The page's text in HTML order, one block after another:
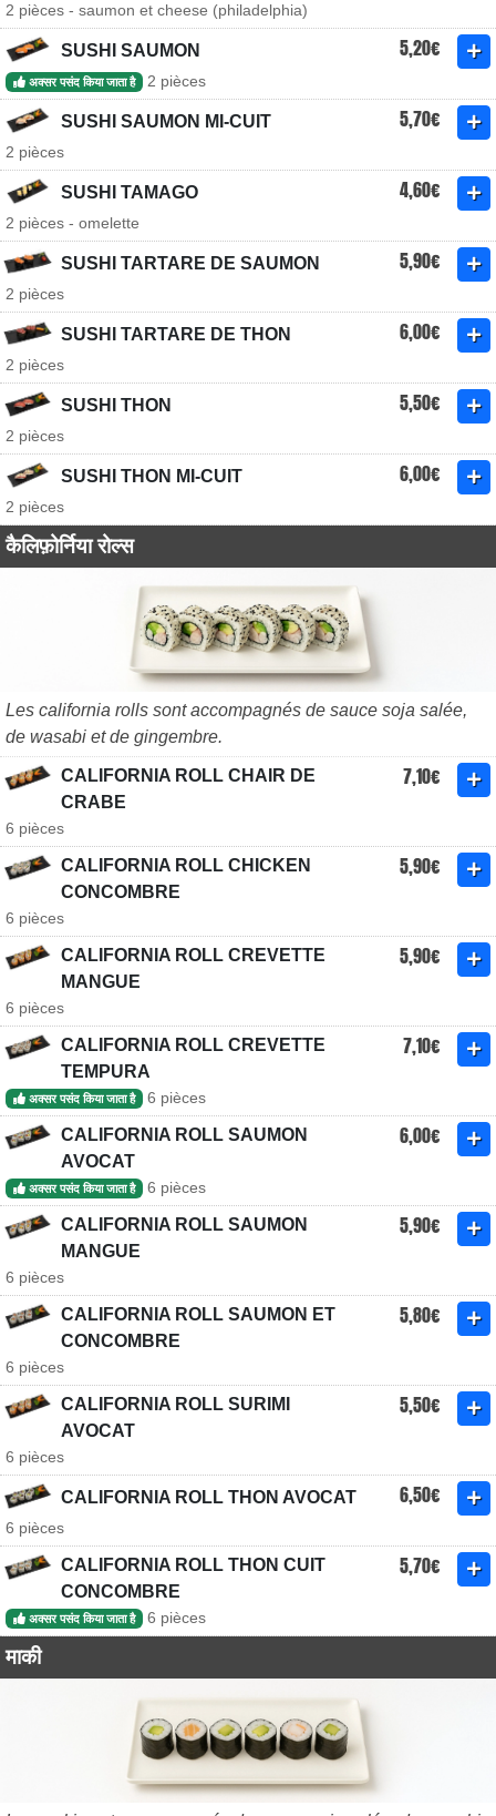
2 pièces - saumon et cheese (philadelphia)
SUSHI SAUMON 5,20€
अक्सर पसंद किया जाता है 2 pièces
SUSHI SAUMON MI-CUIT 5,70€
2 pièces
SUSHI TAMAGO 4,60€
2 pièces - omelette
SUSHI TARTARE DE SAUMON 5,90€
2 pièces
SUSHI TARTARE DE THON 6,00€
2 pièces
SUSHI THON 5,50€
2 pièces
SUSHI THON MI-CUIT 6,00€
2 pièces
कैलिफ़ोर्निया रोल्स
Les california rolls sont accompagnés de sauce soja salée,
de wasabi et de gingembre.
CALIFORNIA ROLL CHAIR DE
CRABE
7,10€
6 pièces
CALIFORNIA ROLL CHICKEN
CONCOMBRE
5,90€
6 pièces
CALIFORNIA ROLL CREVETTE
MANGUE
5,90€
6 pièces
CALIFORNIA ROLL CREVETTE
TEMPURA
7,10€
अक्सर पसंद किया जाता है 6 pièces
CALIFORNIA ROLL SAUMON
AVOCAT
6,00€
अक्सर पसंद किया जाता है 6 pièces
CALIFORNIA ROLL SAUMON
MANGUE
5,90€
6 pièces
CALIFORNIA ROLL SAUMON ET
CONCOMBRE
5,80€
6 pièces
CALIFORNIA ROLL SURIMI
AVOCAT
5,50€
6 pièces
CALIFORNIA ROLL THON AVOCAT 6,50€
6 pièces
CALIFORNIA ROLL THON CUIT
CONCOMBRE
5,70€
अक्सर पसंद किया जाता है 6 pièces
माकी